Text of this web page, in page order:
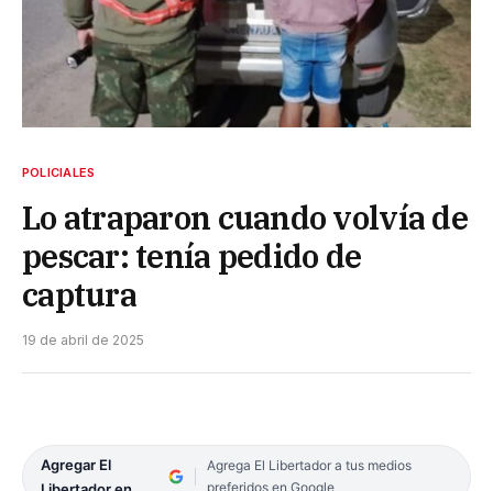
POLICIALES
Lo atraparon cuando volvía de
pescar: tenía pedido de
captura
19 de abril de 2025
Agregar El
Agrega El Libertador a tus medios
preferidos en Google